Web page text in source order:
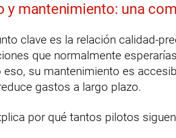
y mantenimiento: una
clave es la relación calidad-
que normalmente
eso, su mantenimiento es
gastos a largo plazo.
por qué tantos pilotos